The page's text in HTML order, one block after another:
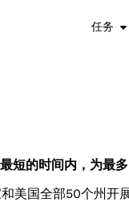
任务
短的时间内，为最
美国全部50个州开